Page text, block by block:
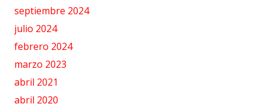
septiembre 2024
julio 2024
febrero 2024
marzo 2023
abril 2021
abril 2020